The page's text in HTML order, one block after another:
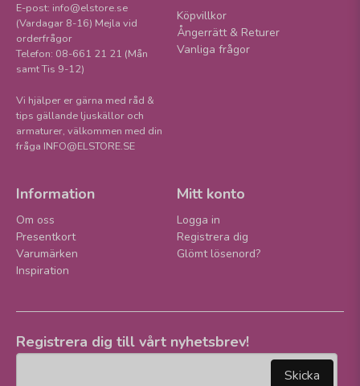
E-post: info@elstore.se
(Vardagar 8-16) Mejla vid
orderfrågor
Telefon: 08-661 21 21 (Mån
samt Tis 9-12)
Vi hjälper er gärna med råd &
tips gällande ljuskällor och
armaturer, välkommen med din
fråga INFO@ELSTORE.SE
Köpvillkor
Ångerrätt & Returer
Vanliga frågor
Information
Om oss
Presentkort
Varumärken
Inspiration
Mitt konto
Logga in
Registrera dig
Glömt lösenord?
Registrera dig till vårt nyhetsbrev!
Skicka